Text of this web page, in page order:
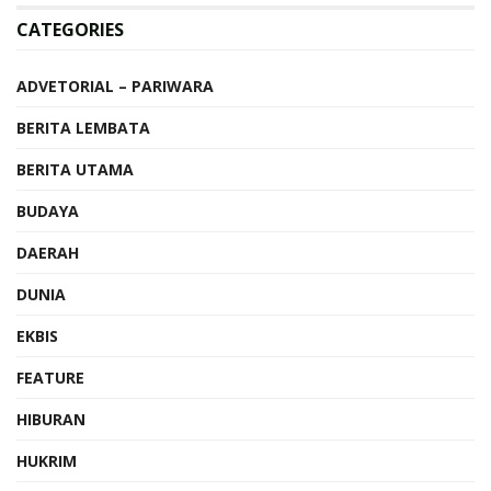
CATEGORIES
ADVETORIAL – PARIWARA
BERITA LEMBATA
BERITA UTAMA
BUDAYA
DAERAH
DUNIA
EKBIS
FEATURE
HIBURAN
HUKRIM